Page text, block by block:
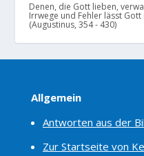
Denen, die Gott lieben,
Irrwege und Fehler lässt
(Augustinus, 354 - 430)
Allgemein
Antworten aus der
Zur Startseite von